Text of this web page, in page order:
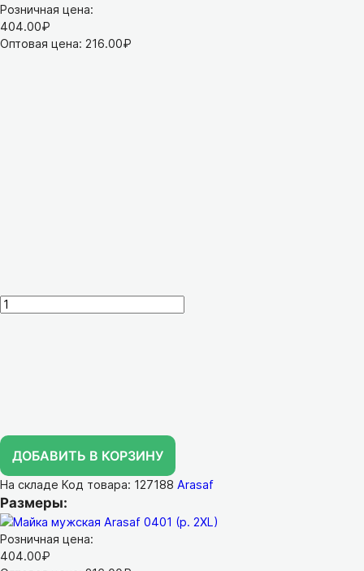
Розничная цена:
404.00₽
Оптовая цена: 216.00₽
ДОБАВИТЬ В КОРЗИНУ
На складе Код товара: 127188 Arasaf
Размеры:
Розничная цена:
404.00₽